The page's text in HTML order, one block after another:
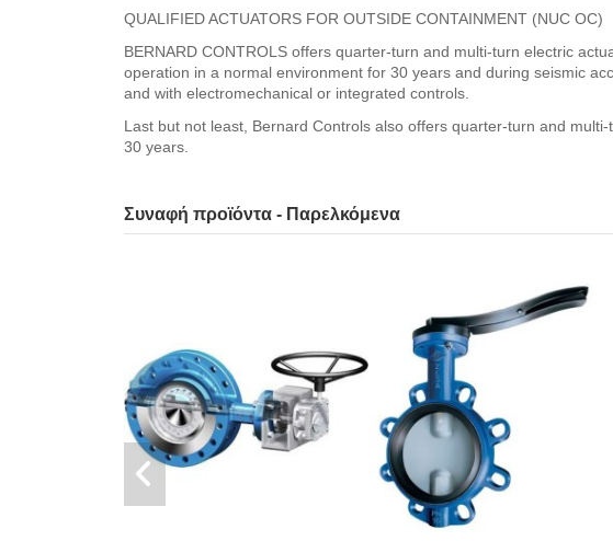
QUALIFIED ACTUATORS FOR OUTSIDE CONTAINMENT (NUC OC)
BERNARD CONTROLS offers quarter-turn and multi-turn electric
operation in a normal environment for 30 years and during seismic
and with electromechanical or integrated controls.
Last but not least, Bernard Controls also offers quarter-turn and
30 years.
Συναφή προϊόντα - Παρελκόμενα